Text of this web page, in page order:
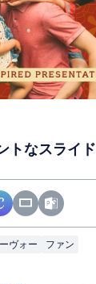
トなスライド
ヴォー ファン